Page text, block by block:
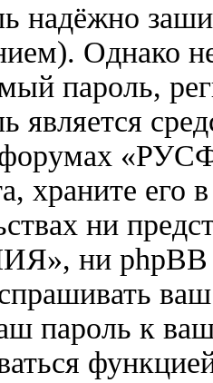
надёжно
Однако
пароль,
является
форумах
храните его
ни
ни phpBB
пароль к